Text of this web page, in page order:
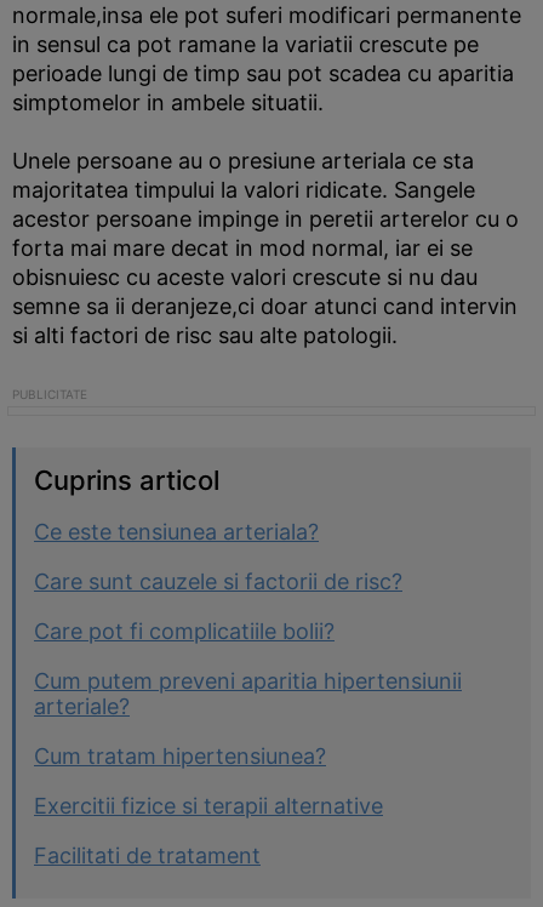
normale,insa ele pot suferi modificari permanente
in sensul ca pot ramane la variatii crescute pe
perioade lungi de timp sau pot scadea cu aparitia
simptomelor in ambele situatii.
Unele persoane au o presiune arteriala ce sta
majoritatea timpului la valori ridicate. Sangele
acestor persoane impinge in peretii arterelor cu o
forta mai mare decat in mod normal, iar ei se
obisnuiesc cu aceste valori crescute si nu dau
semne sa ii deranjeze,ci doar atunci cand intervin
si alti factori de risc sau alte patologii.
Cuprins articol
Ce este tensiunea arteriala?
Care sunt cauzele si factorii de risc?
Care pot fi complicatiile bolii?
Cum putem preveni aparitia hipertensiunii
arteriale?
Cum tratam hipertensiunea?
Exercitii fizice si terapii alternative
Facilitati de tratament